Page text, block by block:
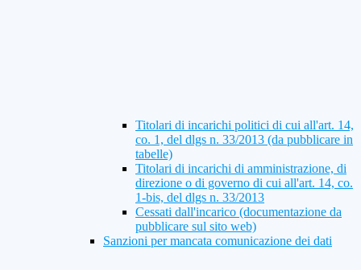
Titolari di incarichi politici di cui all'art. 14,
co. 1, del dlgs n. 33/2013 (da pubblicare in
tabelle)
Titolari di incarichi di amministrazione, di
direzione o di governo di cui all'art. 14, co.
1-bis, del dlgs n. 33/2013
Cessati dall'incarico (documentazione da
pubblicare sul sito web)
Sanzioni per mancata comunicazione dei dati